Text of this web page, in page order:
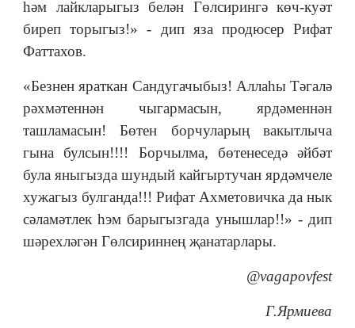
һәм лайкларыгыз белән Гөлсирингә көч-куәт
биреп торыгыз!» - дип яза продюсер Рифат
Фаттахов.
«Безнен яраткан Сандугачыбыз! Аллаhы Тәгалә
рәхмәтеннән чыгармасын, ярдәменнән
ташламасын! Бөтен борчуларың вакытлыча
гына булсын!!!! Борчылма, бөтенеседә әйбәт
була яныгызда шундый кайгыртучан ярдәмчеле
хужагыз булганда!!! Рифат Ахметовичка да нык
сәламәтлек hэм барыгызгада унышлар!!» - дип
шәрехләгән Гөлсириннең җанатарлары.
@vagapovfest
Г.Ярмиева